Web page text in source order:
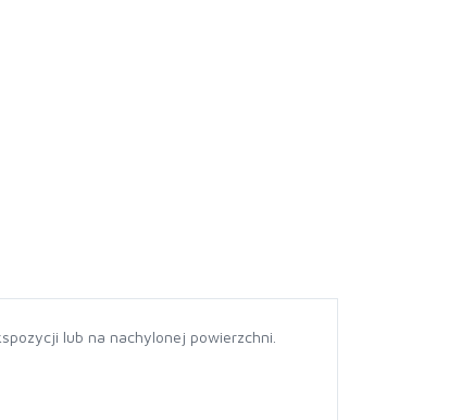
lub na nachylonej powierzchni.